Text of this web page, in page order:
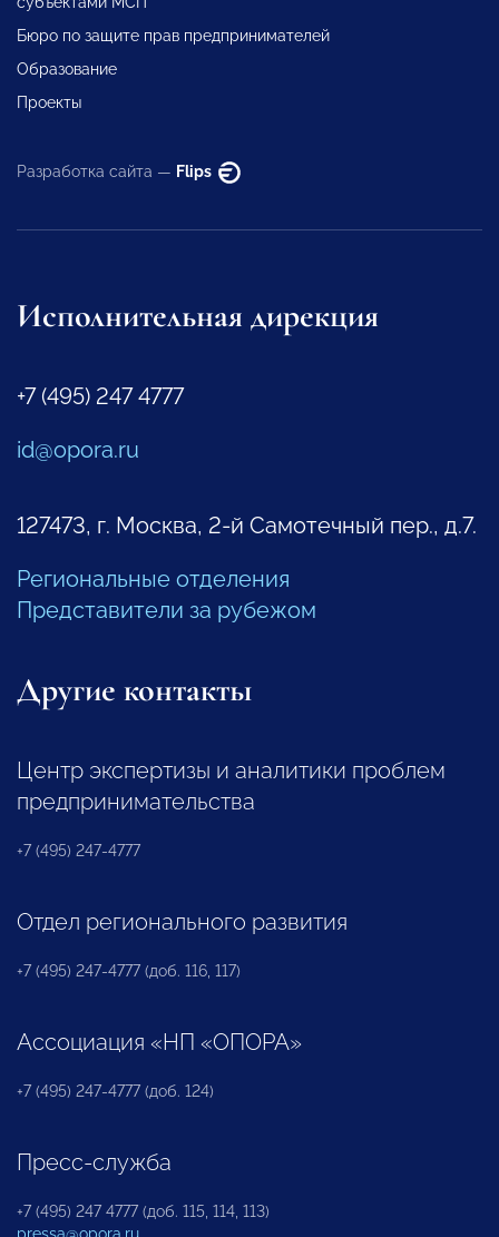
Бюро по защите прав предпринимателей
Образование
Проекты
Разработка сайта — Flips
Исполнительная дирекция
+7 (495) 247 4777
id@opora.ru
127473, г. Москва, 2-й Самотечный пер., д.7.
Региональные отделения
Представители за рубежом
Другие контакты
Центр экспертизы и аналитики проблем
предпринимательства
+7 (495) 247-4777
Отдел регионального развития
+7 (495) 247-4777 (доб. 116, 117)
Ассоциация «НП «ОПОРА»
+7 (495) 247-4777 (доб. 124)
Пресс-служба
+7 (495) 247 4777 (доб. 115, 114, 113)